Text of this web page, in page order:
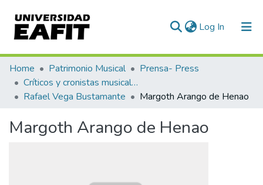
Log In (current)
Communities & Collections
All of DSpace
Home Patrimonio Musical
Prensa- Press
Críticos y cronistas musicales
Rafael Vega Bustamante
Margoth Arango de Henao
Margoth Arango de Henao